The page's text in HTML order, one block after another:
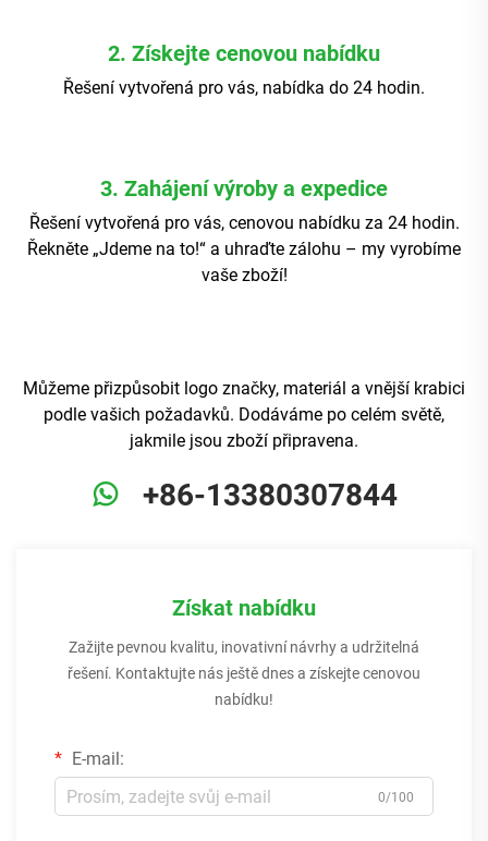
2. Získejte cenovou nabídku
Řešení vytvořená pro vás, nabídka do 24 hodin.
3. Zahájení výroby a expedice
Řešení vytvořená pro vás, cenovou nabídku za 24 hodin.
Řekněte „Jdeme na to!“ a uhraďte zálohu – my vyrobíme
vaše zboží!
Můžeme přizpůsobit logo značky, materiál a vnější krabici
podle vašich požadavků. Dodáváme po celém světě,
jakmile jsou zboží připravena.
+86-13380307844
Získat nabídku
Zažijte pevnou kvalitu, inovativní návrhy a udržitelná
řešení. Kontaktujte nás ještě dnes a získejte cenovou
nabídku!
E-mail:
0/100